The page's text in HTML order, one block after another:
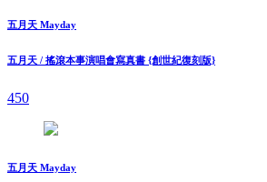
五月天 Mayday
五月天 / 搖滾本事演唱會寫真書 {創世紀復刻版}
450
五月天 Mayday